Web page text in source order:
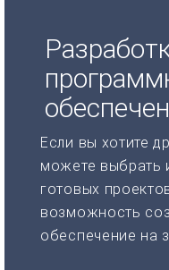
Если вы хотите
можете выбрать
готовых
возможность
обеспечение на